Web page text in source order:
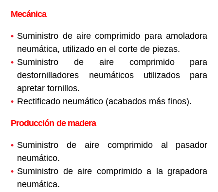
Mecánica
Suministro de aire comprimido para amoladora
neumática, utilizado en el corte de piezas.
Suministro de aire comprimido para
destornilladores neumáticos utilizados para
apretar tornillos.
Rectificado neumático (acabados más finos).
Producción de madera
Suministro de aire comprimido al pasador
neumático.
Suministro de aire comprimido a la grapadora
neumática.